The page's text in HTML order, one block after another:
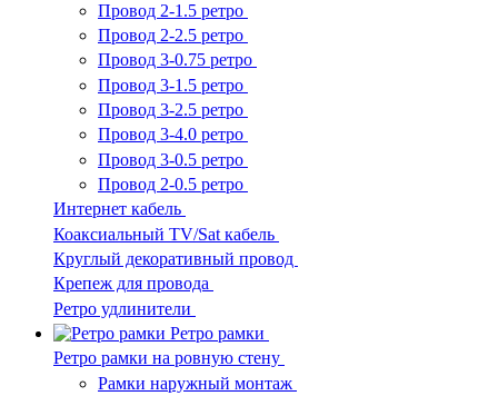
Провод 2-1.5 ретро
Провод 2-2.5 ретро
Провод 3-0.75 ретро
Провод 3-1.5 ретро
Провод 3-2.5 ретро
Провод 3-4.0 ретро
Провод 3-0.5 ретро
Провод 2-0.5 ретро
Интернет кабель
Коаксиальный TV/Sat кабель
Круглый декоративный провод
Крепеж для провода
Ретро удлинители
Ретро рамки
Ретро рамки на ровную стену
Рамки наружный монтаж